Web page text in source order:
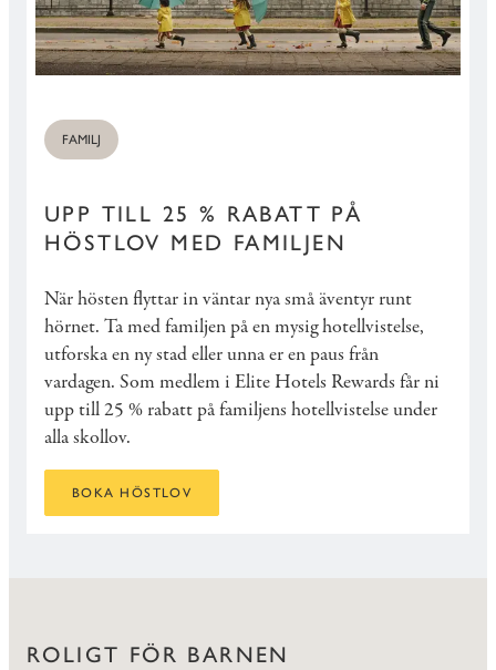
FAMILJ
UPP TILL 25 % RABATT PÅ
HÖSTLOV MED FAMILJEN
När hösten flyttar in väntar nya små äventyr runt
hörnet. Ta med familjen på en mysig hotellvistelse,
utforska en ny stad eller unna er en paus från
vardagen. Som medlem i Elite Hotels Rewards får ni
upp till 25 % rabatt på familjens hotellvistelse under
alla skollov.
BOKA HÖSTLOV
ROLIGT FÖR BARNEN